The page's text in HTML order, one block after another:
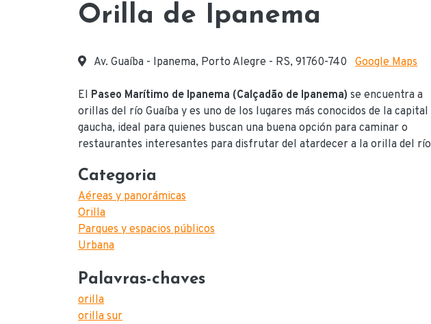
Orilla de Ipanema
Av. Guaíba - Ipanema, Porto Alegre - RS, 91760-740Google Maps
El Paseo Marítimo de Ipanema (Calçadão de Ipanema) se encuentra a
orillas del río Guaíba y es uno de los lugares más conocidos de la capital
gaucha, ideal para quienes buscan una buena opción para caminar o
restaurantes interesantes para disfrutar del atardecer a la orilla del río
Categoria
Aéreas y panorámicas
Orilla
Parques y espacios públicos
Urbana
Palavras-chaves
orilla
orilla sur